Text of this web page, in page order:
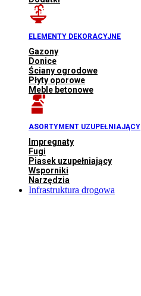
ELEMENTY DEKORACYJNE
Gazony
Donice
Ściany ogrodowe
Płyty oporowe
Meble betonowe
ASORTYMENT UZUPEŁNIAJĄCY
Impregnaty
Fugi
Piasek uzupełniający
Wsporniki
Narzędzia
Infrastruktura drogowa